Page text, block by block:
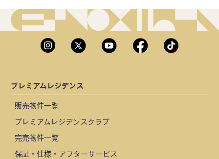
プレミアムレジデンス
販売物件一覧
プレミアムレジデンスクラブ
完売物件一覧
保証・仕様・アフターサービス